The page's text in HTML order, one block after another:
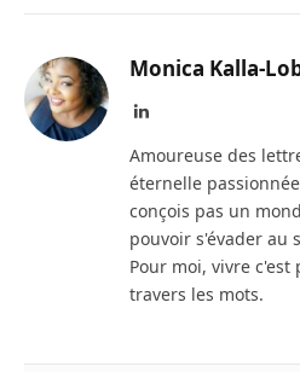
Monica Kalla-
LinkedIn
Amoureuse des
éternelle
conçois pas un
pouvoir s'évader au
Pour moi, vivre
travers les mots.